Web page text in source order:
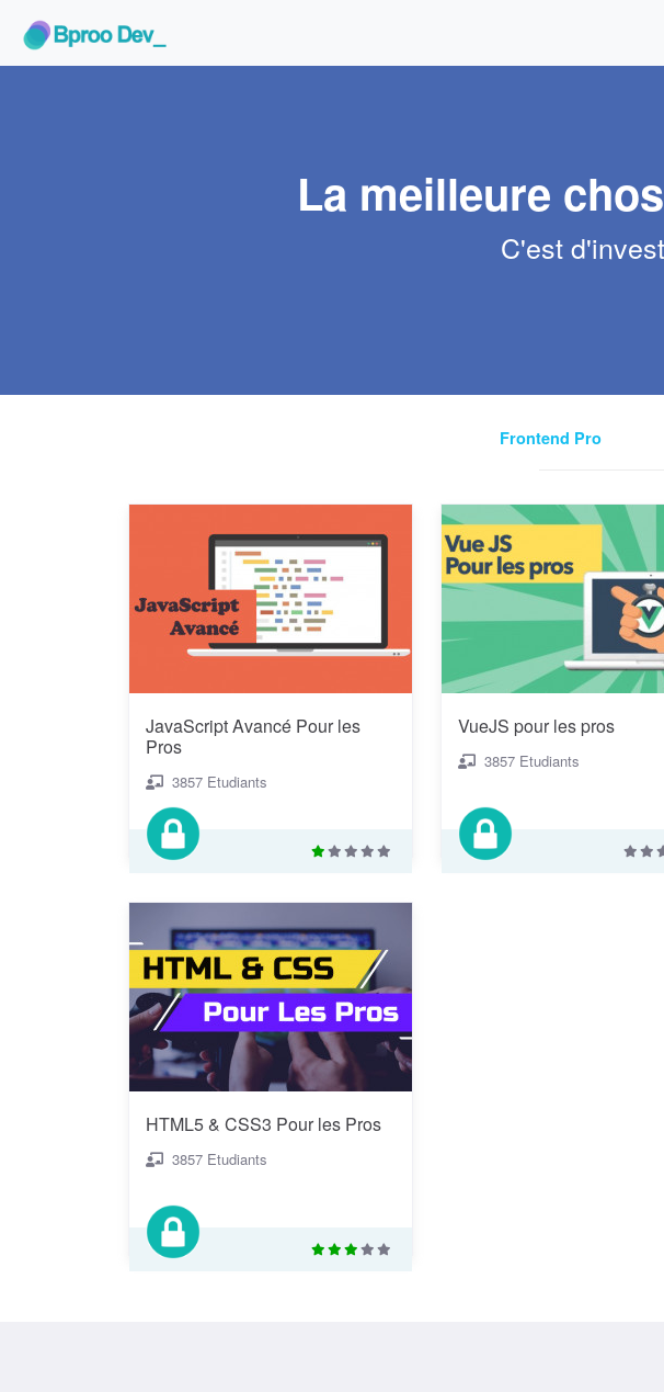
La meilleure
C'est
Frontend Pro
JavaScript Avancé Pour les
Pros
3857 Etudiants
VueJS pour les pros
3857 Etudiants
HTML5 & CSS3 Pour les Pros
3857 Etudiants